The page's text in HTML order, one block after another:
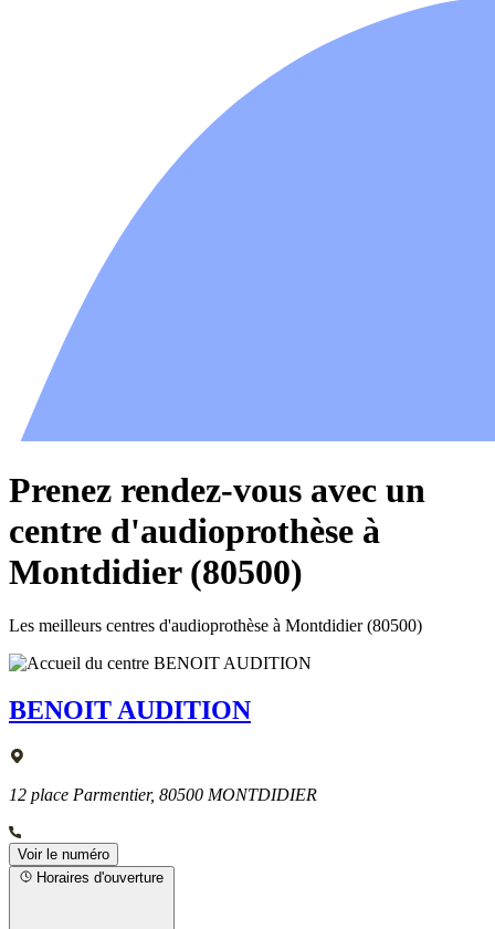
Prenez rendez-vous avec un
centre d'audioprothèse à
Montdidier (80500)
Les meilleurs centres d'audioprothèse à Montdidier (80500)
BENOIT AUDITION
12 place Parmentier, 80500 MONTDIDIER
Voir le numéro
Horaires d'ouverture